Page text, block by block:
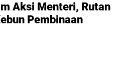
Aksi Menteri, Rutan
Pembinaan